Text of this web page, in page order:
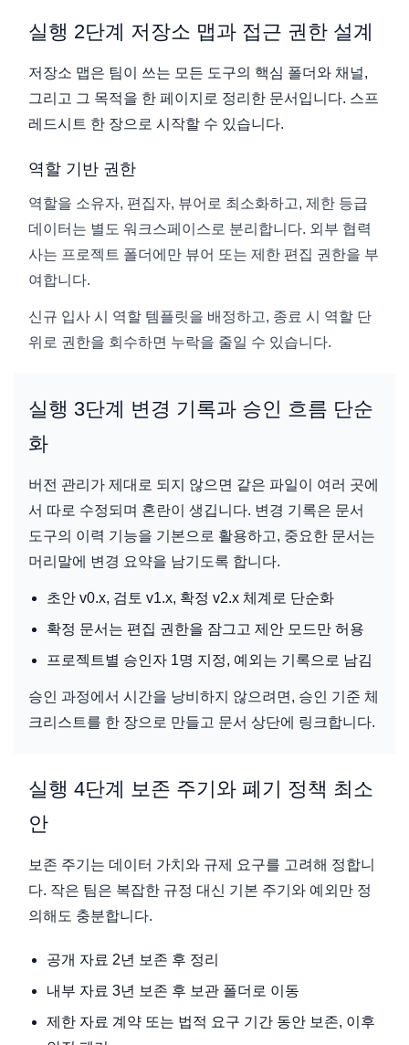
실행 2단계 저장소 맵과 접근 권한 설계
저장소 맵은 팀이 쓰는 모든 도구의 핵심 폴더와 채널,
그리고 그 목적을 한 페이지로 정리한 문서입니다. 스프
레드시트 한 장으로 시작할 수 있습니다.
역할 기반 권한
역할을 소유자, 편집자, 뷰어로 최소화하고, 제한 등급
데이터는 별도 워크스페이스로 분리합니다. 외부 협력
사는 프로젝트 폴더에만 뷰어 또는 제한 편집 권한을 부
여합니다.
신규 입사 시 역할 템플릿을 배정하고, 종료 시 역할 단
위로 권한을 회수하면 누락을 줄일 수 있습니다.
실행 3단계 변경 기록과 승인 흐름 단순
화
버전 관리가 제대로 되지 않으면 같은 파일이 여러 곳에
서 따로 수정되며 혼란이 생깁니다. 변경 기록은 문서
도구의 이력 기능을 기본으로 활용하고, 중요한 문서는
머리말에 변경 요약을 남기도록 합니다.
초안 v0.x, 검토 v1.x, 확정 v2.x 체계로 단순화
확정 문서는 편집 권한을 잠그고 제안 모드만 허용
프로젝트별 승인자 1명 지정, 예외는 기록으로 남김
승인 과정에서 시간을 낭비하지 않으려면, 승인 기준 체
크리스트를 한 장으로 만들고 문서 상단에 링크합니다.
실행 4단계 보존 주기와 폐기 정책 최소
안
보존 주기는 데이터 가치와 규제 요구를 고려해 정합니
다. 작은 팀은 복잡한 규정 대신 기본 주기와 예외만 정
의해도 충분합니다.
공개 자료 2년 보존 후 정리
내부 자료 3년 보존 후 보관 폴더로 이동
제한 자료 계약 또는 법적 요구 기간 동안 보존, 이후